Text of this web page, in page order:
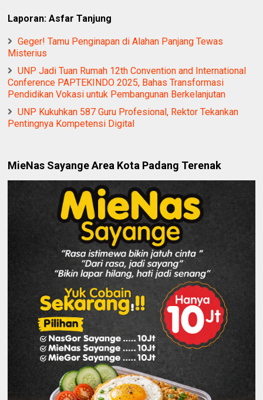
Laporan: Asfar Tanjung
Geger! Tamu Penginapan di Alahan Panjang Tewas
Misterius
UNP Jadi Tuan Rumah 12th Convention and International
Conference PAPTEKINDO 2025, Bahas Transformasi
Pendidikan Vokasi untuk Pembangunan Berkelanjutan
UNP Kukuhkan 587 Guru Profesional, Rektor Tekankan
Pentingnya Kompetensi Digital
MieNas Sayange Area Kota Padang Terenak